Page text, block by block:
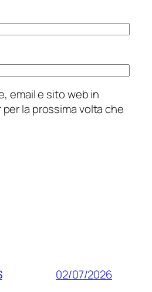
email e sito web in
la prossima volta che
02/07/2026